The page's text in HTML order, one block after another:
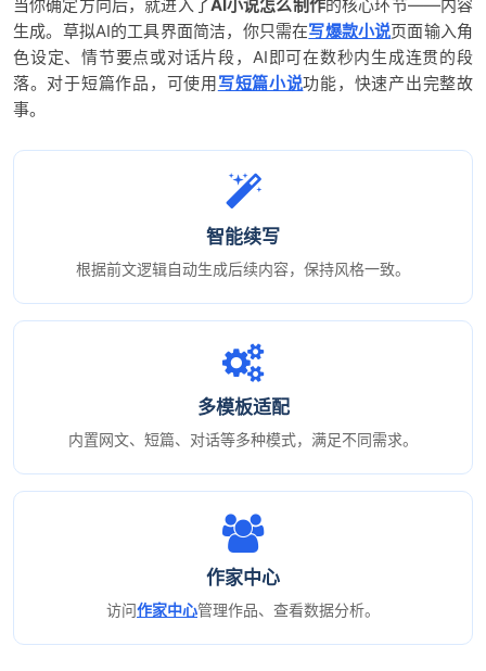
当你确定方向后，就进入了AI小说怎么制作的核心环节——内容
生成。草拟AI的工具界面简洁，你只需在写爆款小说页面输入角
色设定、情节要点或对话片段，AI即可在数秒内生成连贯的段
落。对于短篇作品，可使用写短篇小说功能，快速产出完整故
事。
智能续写
根据前文逻辑自动生成后续内容，保持风格一致。
多模板适配
内置网文、短篇、对话等多种模式，满足不同需求。
作家中心
访问作家中心管理作品、查看数据分析。